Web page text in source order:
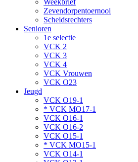
Weekbrief
Zevendorpentoernooi
Scheidsrechters
Senioren
1e selectie
VCK 2
VCK 3
VCK 4
VCK Vrouwen
VCK O23
Jeugd
VCK O19-1
* VCK MO17-1
VCK O16-1
VCK O16-2
VCK O15-1
* VCK MO15-1
VCK O14-1